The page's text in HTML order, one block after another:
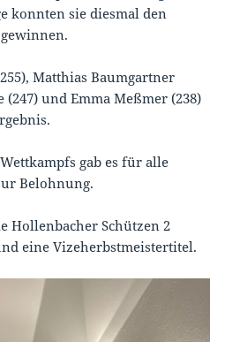
konnten sie diesmal den
Matthias Baumgartner
(247) und Emma Meßmer (238)
gab es für alle
Belohnung.
Hollenbacher Schützen 2
eine Vizeherbstmeistertitel.